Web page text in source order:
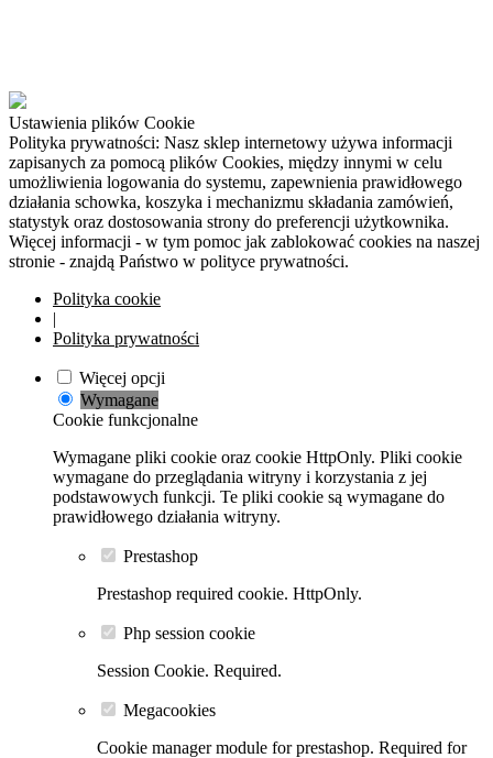
Ustawienia plików Cookie
Polityka prywatności: Nasz sklep internetowy używa informacji
zapisanych za pomocą plików Cookies, między innymi w celu
umożliwienia logowania do systemu, zapewnienia prawidłowego
działania schowka, koszyka i mechanizmu składania zamówień,
statystyk oraz dostosowania strony do preferencji użytkownika.
Więcej informacji - w tym pomoc jak zablokować cookies na naszej
stronie - znajdą Państwo w polityce prywatności.
Polityka cookie
|
Polityka prywatności
Więcej opcji
Wymagane
Cookie funkcjonalne
Wymagane pliki cookie oraz cookie HttpOnly. Pliki cookie
wymagane do przeglądania witryny i korzystania z jej
podstawowych funkcji. Te pliki cookie są wymagane do
prawidłowego działania witryny.
Prestashop
Prestashop required cookie. HttpOnly.
Php session cookie
Session Cookie. Required.
Megacookies
Cookie manager module for prestashop. Required for